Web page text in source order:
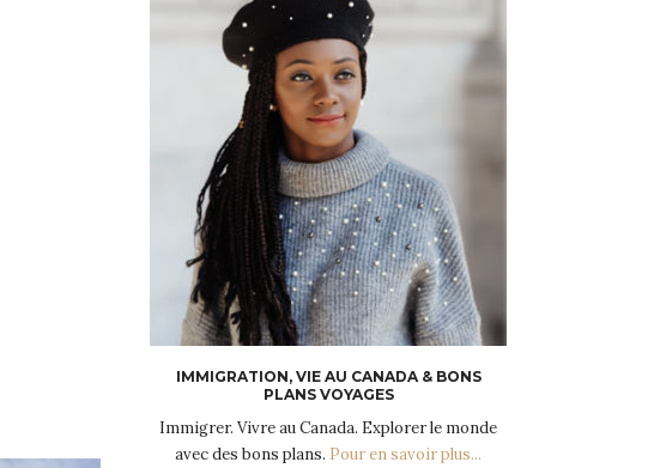
IMMIGRATION, VIE AU CANADA & BONS
PLANS VOYAGES
Immigrer. Vivre au Canada. Explorer le monde
avec des bons plans. Pour en savoir plus...